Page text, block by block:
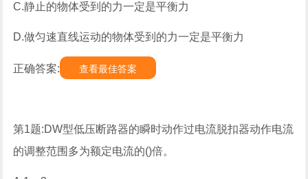
C.静止的物体受到的力一定是平衡力
D.做匀速直线运动的物体受到的力一定是平衡力
正确答案: 查看最佳答案
第1题:DW型低压断路器的瞬时动作过电流脱扣器动作电流
的调整范围多为额定电流的()倍。